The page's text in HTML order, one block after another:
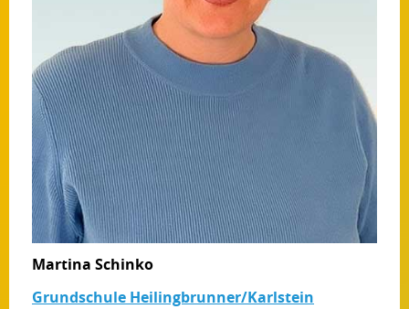
Martina Schinko
Grundschule Heilingbrunner/Karlstein